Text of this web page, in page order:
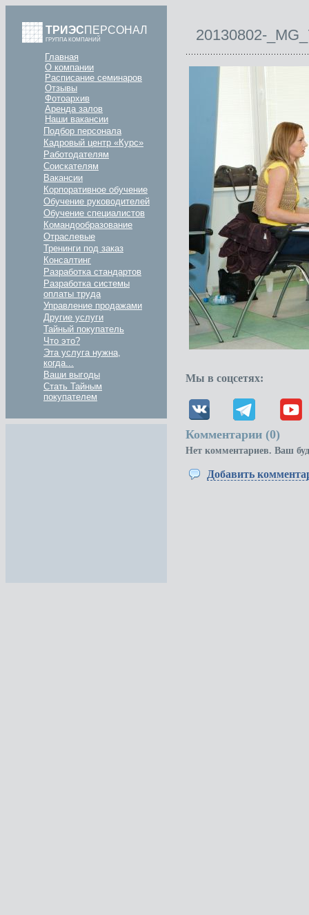
ТРИЭСПЕРСОНАЛ
ГРУППА КОМПАНИЙ
Главная
О компании
Расписание семинаров
Отзывы
Фотоархив
Аренда залов
Наши вакансии
Подбор персонала
Кадровый центр «Курс»
Работодателям
Соискателям
Вакансии
Корпоративное обучение
Обучение руководителей
Обучение специалистов
Командообразование
Отраслевые
Тренинги под заказ
Консалтинг
Разработка стандартов
Разработка системы
оплаты труда
Управление продажами
Другие услуги
Тайный покупатель
Что это?
Эта услуга нужна,
когда...
Ваши выгоды
Стать Тайным
покупателем
20130802-
Мы в соцсетях:
Комментарии (0)
Нет комментариев. Ваш
Добавить